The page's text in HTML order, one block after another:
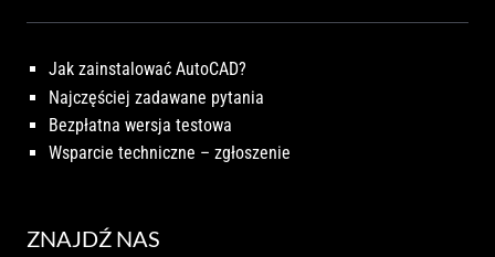
Jak zainstalować AutoCAD?
Najczęściej zadawane pytania
Bezpłatna wersja testowa
Wsparcie techniczne – zgłoszenie
ZNAJDŹ NAS